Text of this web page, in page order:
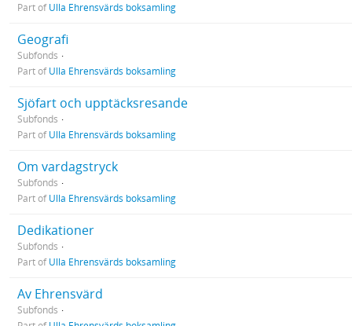
Part ofUlla Ehrensvärds boksamling
Geografi
Subfonds
Part ofUlla Ehrensvärds boksamling
Sjöfart och upptäcksresande
Subfonds
Part ofUlla Ehrensvärds boksamling
Om vardagstryck
Subfonds
Part ofUlla Ehrensvärds boksamling
Dedikationer
Subfonds
Part ofUlla Ehrensvärds boksamling
Av Ehrensvärd
Subfonds